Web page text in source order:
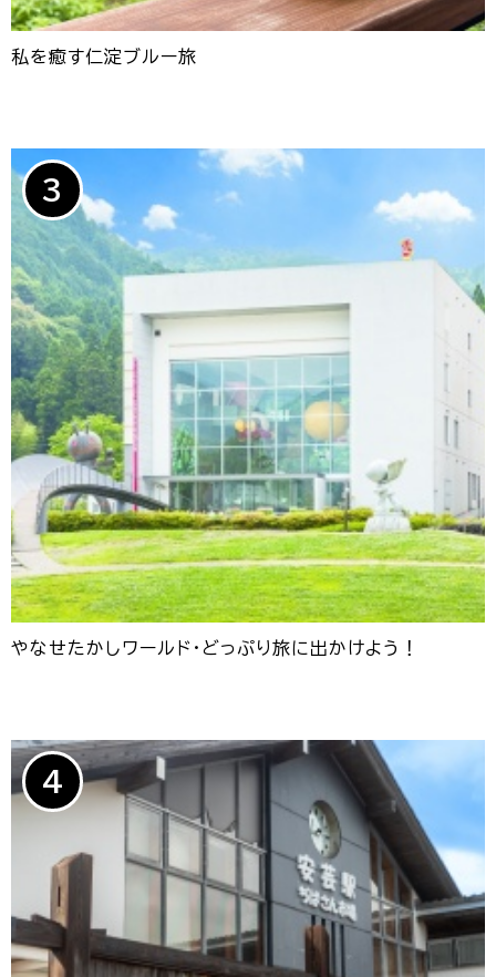
私を癒す仁淀ブルー旅
やなせたかしワールド・どっぷり旅に出かけよう！
3
4